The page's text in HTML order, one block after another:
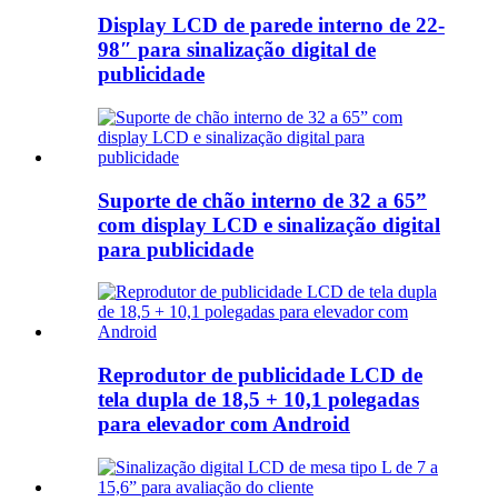
Display LCD de parede interno de 22-
98″ para sinalização digital de
publicidade
Suporte de chão interno de 32 a 65”
com display LCD e sinalização digital
para publicidade
Reprodutor de publicidade LCD de
tela dupla de 18,5 + 10,1 polegadas
para elevador com Android